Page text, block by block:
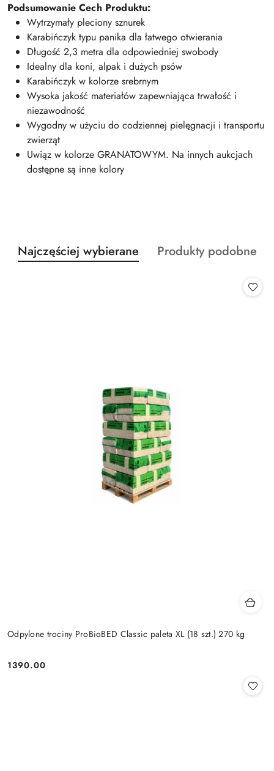
Podsumowanie Cech Produktu:
Wytrzymały pleciony sznurek
Karabińczyk typu panika dla łatwego otwierania
Długość 2,3 metra dla odpowiedniej swobody
Idealny dla koni, alpak i dużych psów
Karabińczyk w kolorze srebrnym
Wysoka jakość materiałów zapewniająca trwałość i
niezawodność
Wygodny w użyciu do codziennej pielęgnacji i transportu
zwierząt
Uwiąz w kolorze GRANATOWYM. Na innych aukcjach
dostępne są inne kolory
Pomiń karuzelę produktów
Produkty
o
Najczęściej wybierane
Produkty
Produkty podobne
Odpylone trociny ProBioBED Classic paleta XL (18 szt.) 270 kg
Cena:
1390.00